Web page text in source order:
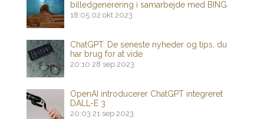
billedgenerering i samarbejde med BING
18:05 02 okt 2023
ChatGPT: De seneste nyheder og tips, du
har brug for at vide
20:10 28 sep 2023
OpenAI introducerer ChatGPT integreret
DALL-E 3
20:03 21 sep 2023